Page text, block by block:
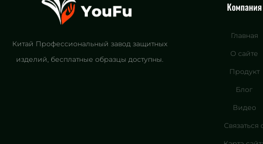
Китай Профессиональный завод защитных
изделий, бесплатные образцы доступны.
Компания
Главная
О сайте
Продукт
Блог
Видео
Связаться